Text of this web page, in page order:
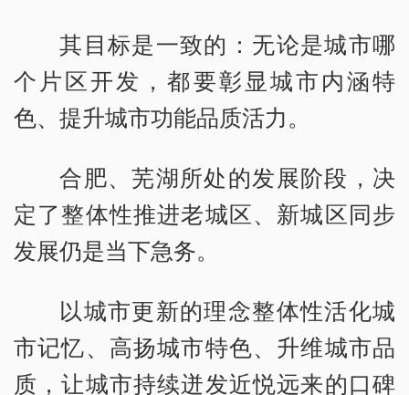
其目标是一致的：无论是城市哪
个片区开发，都要彰显城市内涵特
色、提升城市功能品质活力。
合肥、芜湖所处的发展阶段，决
定了整体性推进老城区、新城区同步
发展仍是当下急务。
以城市更新的理念整体性活化城
市记忆、高扬城市特色、升维城市品
质，让城市持续迸发近悦远来的口碑